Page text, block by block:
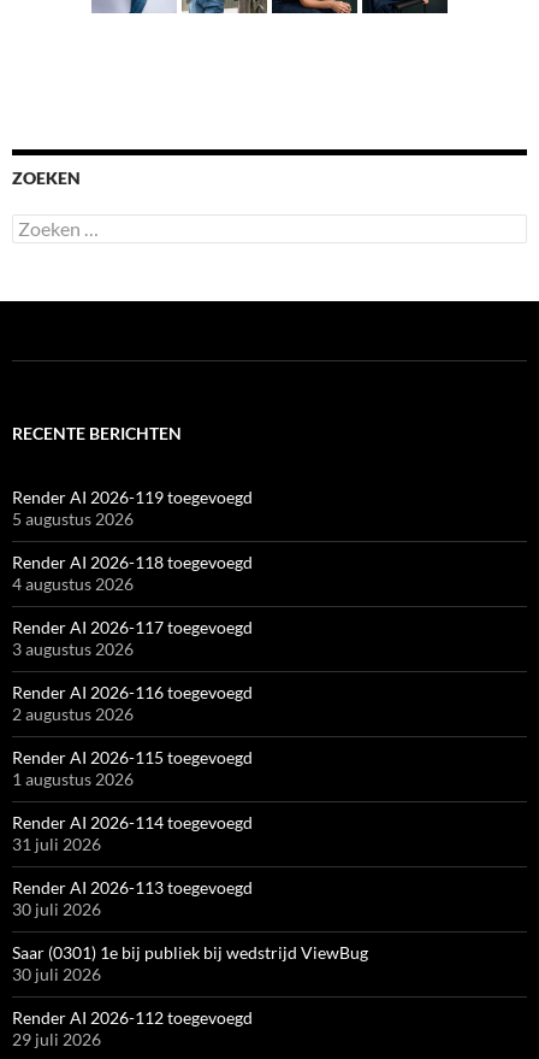
ZOEKEN
Zoeken
naar:
RECENTE BERICHTEN
Render AI 2026-119 toegevoegd
5 augustus 2026
Render AI 2026-118 toegevoegd
4 augustus 2026
Render AI 2026-117 toegevoegd
3 augustus 2026
Render AI 2026-116 toegevoegd
2 augustus 2026
Render AI 2026-115 toegevoegd
1 augustus 2026
Render AI 2026-114 toegevoegd
31 juli 2026
Render AI 2026-113 toegevoegd
30 juli 2026
Saar (0301) 1e bij publiek bij wedstrijd ViewBug
30 juli 2026
Render AI 2026-112 toegevoegd
29 juli 2026